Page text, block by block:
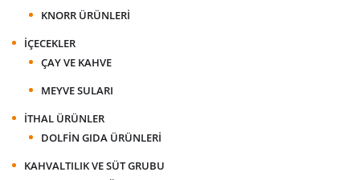
KNORR ÜRÜNLERI
İÇECEKLER
ÇAY VE KAHVE
MEYVE SULARI
İTHAL ÜRÜNLER
DOLFIN GIDA ÜRÜNLERI
KAHVALTILIK VE SÜT GRUBU